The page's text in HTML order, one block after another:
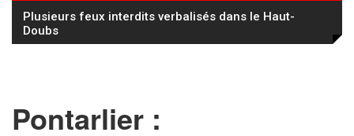
Les Combes : une automobiliste de 22 ans
désincarcérée
Pontarlier :